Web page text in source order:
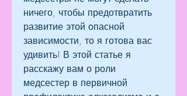
ничего, чтобы предотвратить
развитие этой опасной
зависимости, то я готова вас
удивить! В этой статье я
расскажу вам о роли
медсестер в первичной